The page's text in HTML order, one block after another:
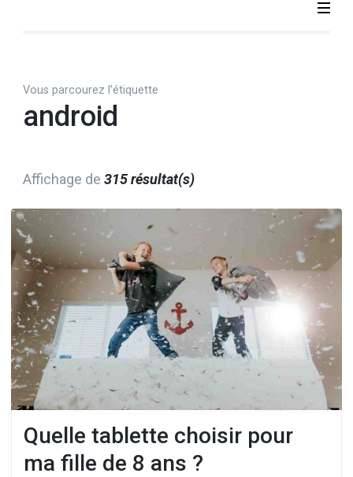
Vous parcourez l’étiquette
android
Affichage de 315 résultat(s)
Quelle tablette choisir pour
ma fille de 8 ans ?